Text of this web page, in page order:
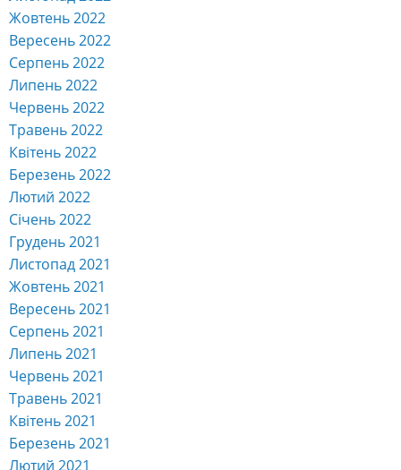
Вересень 2023
Серпень 2023
Липень 2023
Червень 2023
Травень 2023
Квітень 2023
Березень 2023
Лютий 2023
Січень 2023
Грудень 2022
Листопад 2022
Жовтень 2022
Вересень 2022
Серпень 2022
Липень 2022
Червень 2022
Травень 2022
Квітень 2022
Березень 2022
Лютий 2022
Січень 2022